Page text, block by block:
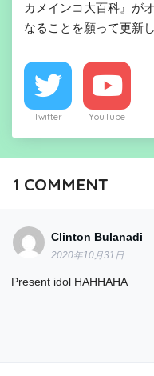
カメインコ大百科』が
なることを願って更新
Twitter YouTube
1 COMMENT
Clinton Bulanadi
2020年10月31日
Present idol HAHHAHA